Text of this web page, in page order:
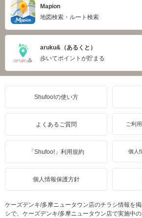
Mapion
地図検索・ルート検索
aruku&（あるくと）
歩いてポイントが貯まる
Shufoo!の使い方
よくあるご質問 ご利
「Shufoo!」利用規約 個人
個人情報保護方針
ケーズデンキ/多摩ニュータウン店のチラシ情報を
シで、ケーズデンキ/多摩ニュータウン店で実施中